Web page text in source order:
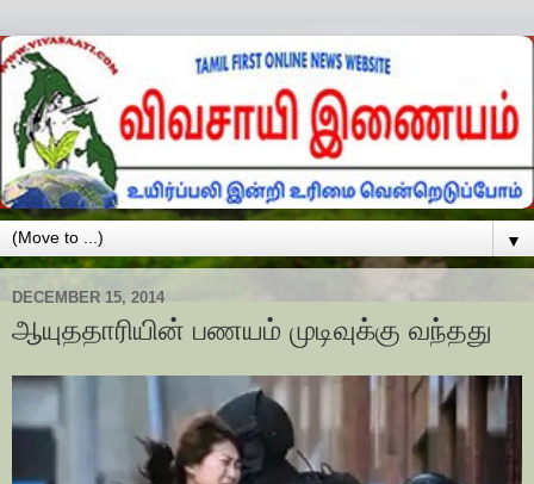
▼
DECEMBER 15, 2014
ஆயுததாரியின் பணயம் முடிவுக்கு வந்தது